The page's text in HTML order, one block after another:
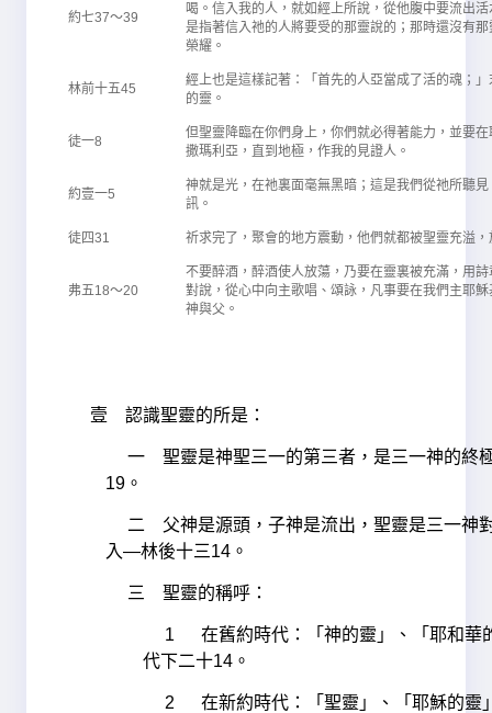
約七37～39
喝。信入我的人，就如經上所說，從他腹中要流出
是指著信入祂的人將要受的那靈說的；那時還沒有
榮耀。
林前十五45
經上也是這樣記著：「首先的人亞當成了活的魂；
的靈。
徒一8
但聖靈降臨在你們身上，你們就必得著能力，並要
撒瑪利亞，直到地極，作我的見證人。
約壹一5
神就是光，在祂裏面毫無黑暗；這是我們從祂所聽
訊。
徒四31 祈求完了，聚會的地方震動，他們就都被聖靈充溢
弗五18～20
不要醉酒，醉酒使人放蕩，乃要在靈裏被充滿，用
對說，從心中向主歌唱、頌詠，凡事要在我們主耶
神與父。
壹 認識聖靈的所是：
一 聖靈是神聖三一的第三者，是三一神的終
19。
二 父神是源頭，子神是流出，聖靈是三一神
入—林後十三14。
三 聖靈的稱呼：
1 在舊約時代：「神的靈」、「耶和華
代下二十14。
2 在新約時代：「聖靈」、「耶穌的靈